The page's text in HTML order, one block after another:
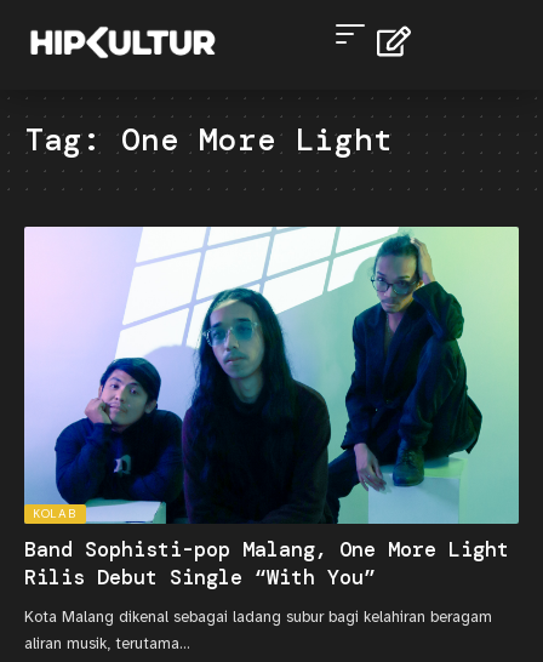
Tag:One More Light
KOLAB
Band Sophisti-pop Malang, One More Light
Rilis Debut Single “With You”
Kota Malang dikenal sebagai ladang subur bagi kelahiran beragam
aliran musik, terutama…